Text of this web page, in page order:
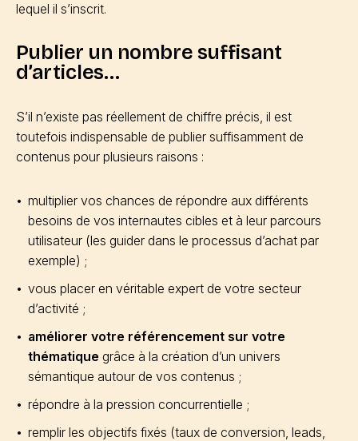
lequel il s’inscrit.
Publier un nombre suffisant
d’articles…
S’il n’existe pas réellement de chiffre précis, il est
toutefois indispensable de publier suffisamment de
contenus pour plusieurs raisons :
multiplier vos chances de répondre aux différents
besoins de vos internautes cibles et à leur parcours
utilisateur (les guider dans le processus d’achat par
exemple) ;
vous placer en véritable expert de votre secteur
d’activité ;
améliorer votre référencement sur votre
thématique grâce à la création d’un univers
sémantique autour de vos contenus ;
répondre à la pression concurrentielle ;
remplir les objectifs fixés (taux de conversion, leads,